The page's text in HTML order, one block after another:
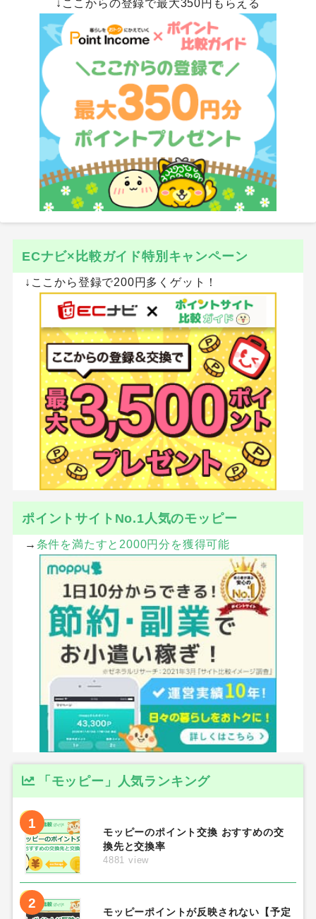
↓ここからの登録で最大350円もらえる
ECナビ×比較ガイド特別キャンペーン
↓ここから登録で200円多くゲット！
ポイントサイトNo.1人気のモッピー
→ 条件を満たすと2000円分を獲得可能
「モッピー」人気ランキング
1
モッピーのポイント交換 おすすめの交
換先と交換率
4881 view
2
モッピーポイントが反映されない【予定